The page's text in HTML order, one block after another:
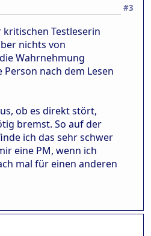
#3
Testleserin
nichts von
Wahrnehmung
nach dem Lesen
ob es direkt stört,
bremst. So auf der
ich das sehr schwer
eine PM, wenn ich
mal für einen anderen